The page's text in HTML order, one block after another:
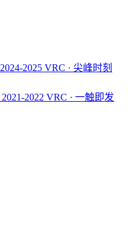
2024-2025 VRC · 尖峰时刻
2021-2022 VRC · 一触即发